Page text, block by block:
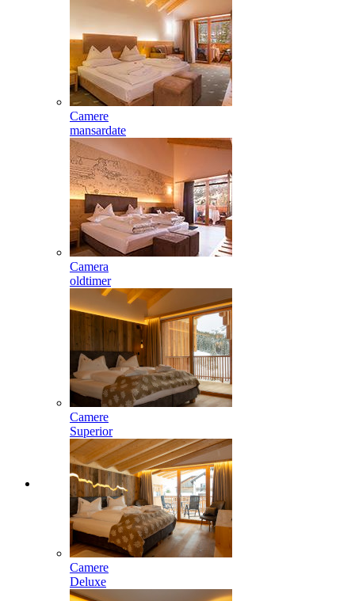
Camere
mansardate
Camera
oldtimer
Camere
Superior
Camere
Deluxe